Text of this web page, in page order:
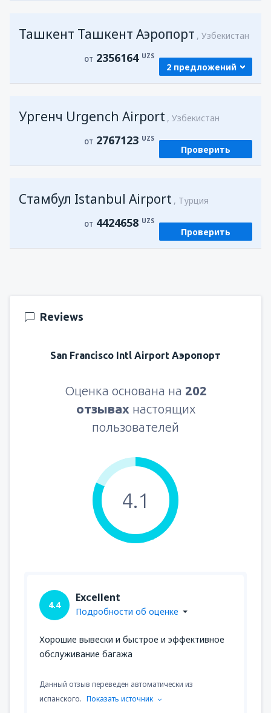
Ташкент Ташкент Аэропорт Узбекистан
ОТ 2356164 UZS
2 предложений
(SKD)
2356164
изУргенч, Urgench Airport (UGC)
Ургенч Urgench Airport Узбекистан
ОТ 2767123 UZS
Проверить
Стамбул Istanbul Airport Турция
ОТ 4424658 UZS
Проверить
Reviews
San Francisco Intl Airport Аэропорт
Оценка основана на 202
отзывах настоящих
пользователей
4.1
4.4
Excellent
Подробности об оценке
Хорошие вывески и быстрое и эффективное
обслуживание багажа
Данный отзыв переведен автоматически из
испанского. Показать источник